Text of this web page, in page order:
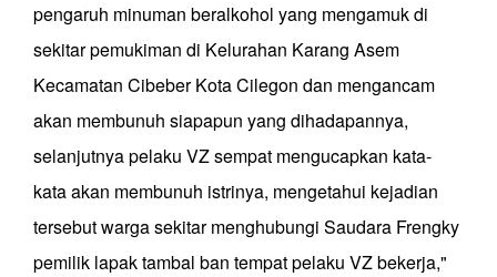
pengaruh minuman beralkohol yang mengamuk di
sekitar pemukiman di Kelurahan Karang Asem
Kecamatan Cibeber Kota Cilegon dan mengancam
akan membunuh siapapun yang dihadapannya,
selanjutnya pelaku VZ sempat mengucapkan kata-
kata akan membunuh istrinya, mengetahui kejadian
tersebut warga sekitar menghubungi Saudara Frengky
pemilik lapak tambal ban tempat pelaku VZ bekerja,"